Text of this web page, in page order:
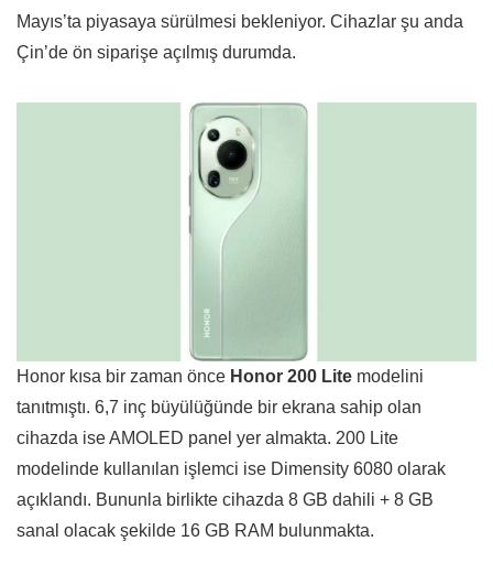
Mayıs’ta piyasaya sürülmesi bekleniyor. Cihazlar şu anda
Çin’de ön siparişe açılmış durumda.
Honor kısa bir zaman önce Honor 200 Lite modelini
tanıtmıştı. 6,7 inç büyülüğünde bir ekrana sahip olan
cihazda ise AMOLED panel yer almakta. 200 Lite
modelinde kullanılan işlemci ise Dimensity 6080 olarak
açıklandı. Bununla birlikte cihazda 8 GB dahili + 8 GB
sanal olacak şekilde 16 GB RAM bulunmakta.